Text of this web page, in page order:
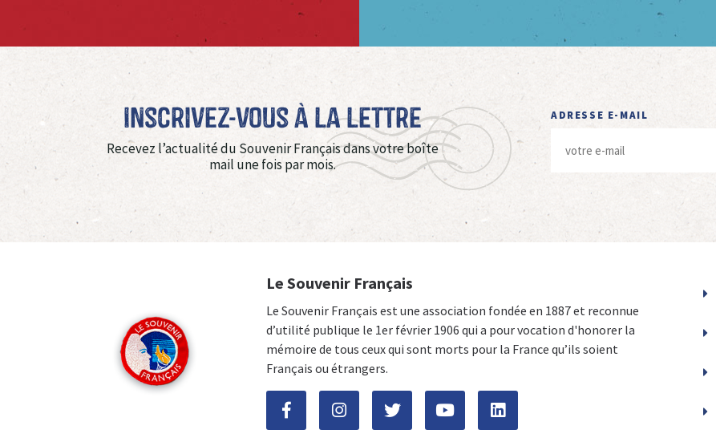
Inscrivez-vous à La Lettre
Recevez l’actualité du Souvenir Français dans votre boîte
mail une fois par mois.
ADRESSE E-MAIL
Le Souvenir Français
Le Souvenir Français est une association fondée en 1887 et reconnue
d’utilité publique le 1er février 1906 qui a pour vocation d'honorer la
mémoire de tous ceux qui sont morts pour la France qu’ils soient
Français ou étrangers.